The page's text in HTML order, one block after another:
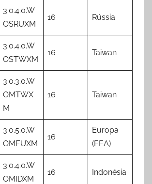
3.0.4.0.W
OSRUXM
16 Rússia
3.0.4.0.W
OSTWXM
16 Taiwan
3.0.3.0.W
OMTWX
M
16 Taiwan
3.0.5.0.W
OMEUXM
16
Europa
(EEA)
3.0.4.0.W
OMIDXM
16 Indonésia